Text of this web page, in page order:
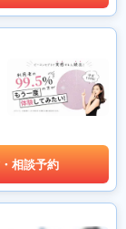
相談予約